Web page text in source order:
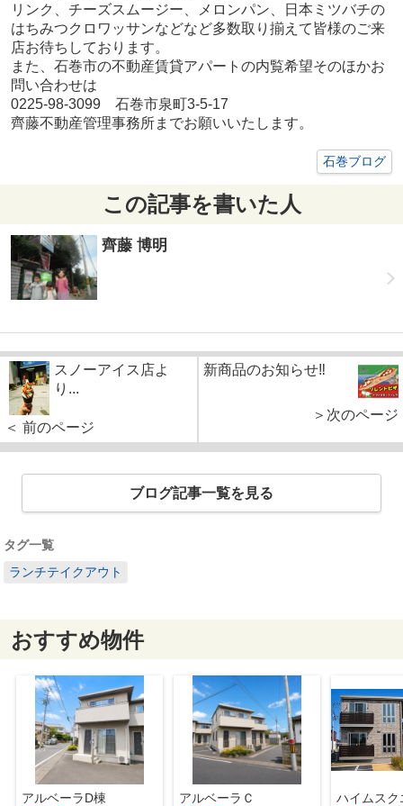
リンク、チーズスムージー、メロンパン、日本ミツバチの
はちみつクロワッサンなどなど多数取り揃えて皆様のご来
店お待ちしております。
また、石巻市の不動産賃貸アパートの内覧希望そのほかお
問い合わせは
0225-98-3099 石巻市泉町3-5-17
齊藤不動産管理事務所までお願いいたします。
石巻ブログ
この記事を書いた人
齊藤 博明
スノーアイス店よ
り...
＜ 前のページ
新商品のお知らせ‼
＞次のページ
ブログ記事一覧を見る
タグ一覧
ランチテイクアウト
おすすめ物件
アルベーラD棟
アルベーラＣ